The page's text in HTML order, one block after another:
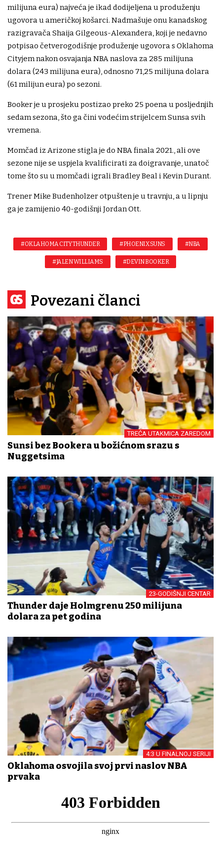
milijuna eura) najveća je ikad dodijeljena u produženju
ugovora u američkoj košarci. Nadmašuje onu kanadskog
razigravača Shaija Gilgeous-Alexandera, koji je nedavno
potpisao četverogodišnje produženje ugovora s Oklahoma
Cityjem nakon osvajanja NBA naslova za 285 milijuna
dolara (243 milijuna eura), odnosno 71,25 milijuna dolara
(61 milijun eura) po sezoni.
Booker je u prosjeku postizao preko 25 poena u posljednjih
sedam sezona, što ga čini vodećim strijelcem Sunsa svih
vremena.
Momčad iz Arizone stigla je do NBA finala 2021., ali ove
sezone nije se uspjela kvalificirati za doigravanje, unatoč
tome što su u momčadi igrali Bradley Beal i Kevin Durant.
Trener Mike Budenholzer otpušten je u travnju, a u lipnju
ga je zamijenio 40-godišnji Jordan Ott.
#OKLAHOMA CITY THUNDER #PHOENIX SUNS #NBA
#JALEN WILLIAMS #DEVIN BOOKER
Povezani članci
TREĆA UTAKMICA ZAREDOM
Sunsi bez Bookera u božićnom srazu s
Nuggetsima
23-GODIŠNJI CENTAR
Thunder daje Holmgrenu 250 milijuna
dolara za pet godina
4:3 U FINALNOJ SERIJI
Oklahoma osvojila svoj prvi naslov NBA
prvaka